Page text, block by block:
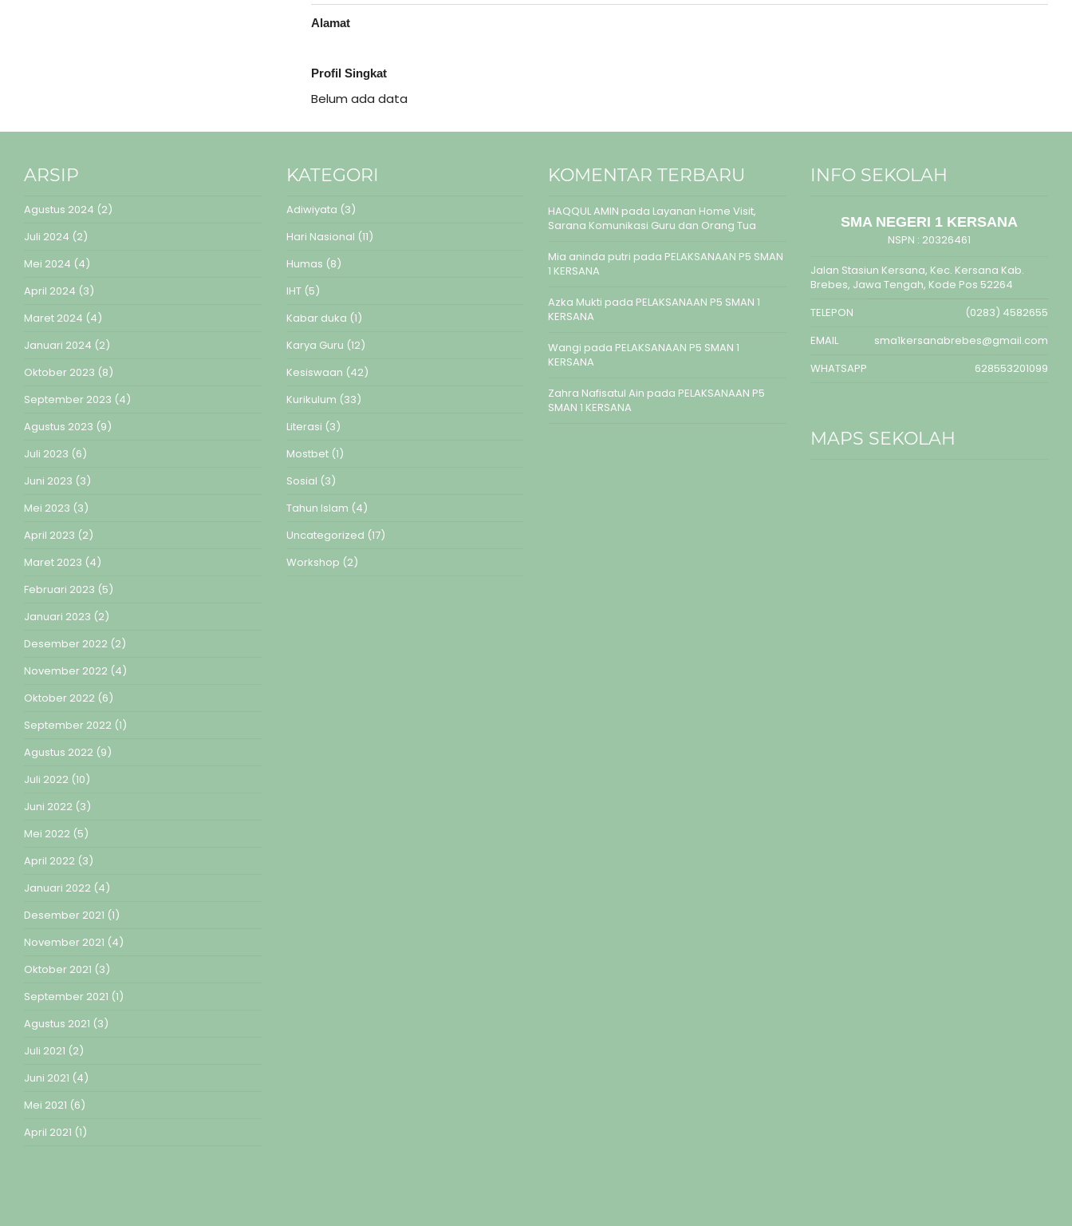
Alamat
Profil Singkat
Belum ada data
ARSIP
Agustus 2024 (2)
Juli 2024 (2)
Mei 2024 (4)
April 2024 (3)
Maret 2024 (4)
Januari 2024 (2)
Oktober 2023 (8)
September 2023 (4)
Agustus 2023 (9)
Juli 2023 (6)
Juni 2023 (3)
Mei 2023 (3)
April 2023 (2)
Maret 2023 (4)
Februari 2023 (5)
Januari 2023 (2)
Desember 2022 (2)
November 2022 (4)
Oktober 2022 (6)
September 2022 (1)
Agustus 2022 (9)
Juli 2022 (10)
Juni 2022 (3)
Mei 2022 (5)
April 2022 (3)
Januari 2022 (4)
Desember 2021 (1)
November 2021 (4)
Oktober 2021 (3)
September 2021 (1)
Agustus 2021 (3)
Juli 2021 (2)
Juni 2021 (4)
Mei 2021 (6)
April 2021 (1)
KATEGORI
Adiwiyata (3)
Hari Nasional (11)
Humas (8)
IHT(5)
Kabar duka (1)
Karya Guru (12)
Kesiswaan (42)
Kurikulum (33)
Literasi (3)
Mostbet(1)
Sosial (3)
Tahun Islam (4)
Uncategorized (17)
Workshop (2)
KOMENTAR TERBARU
HAQQUL AMIN pada Layanan Home Visit,
Sarana Komunikasi Guru dan Orang Tua
Mia aninda putri pada PELAKSANAAN P5 SMAN
1 KERSANA
Azka Mukti pada PELAKSANAAN P5 SMAN 1
KERSANA
Wangi pada PELAKSANAAN P5 SMAN 1
KERSANA
Zahra Nafisatul Ain pada PELAKSANAAN P5
SMAN 1 KERSANA
INFO SEKOLAH
SMA NEGERI 1 KERSANA
NSPN : 20326461
Jalan Stasiun Kersana, Kec. Kersana Kab.
Brebes, Jawa Tengah, Kode Pos 52264
TELEPON
(0283) 4582655
EMAIL
sma1kersanabrebes@gmail.com
WHATSAPP
628553201099
MAPS SEKOLAH